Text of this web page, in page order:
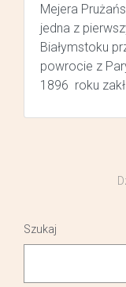
Mejera
jedna z
Białymstoku
powrocie z
1896 roku
Szukaj